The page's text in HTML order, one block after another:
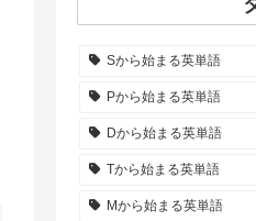
Sから始まる英単語
Pから始まる英単語
Dから始まる英単語
Tから始まる英単語
Mから始まる英単語